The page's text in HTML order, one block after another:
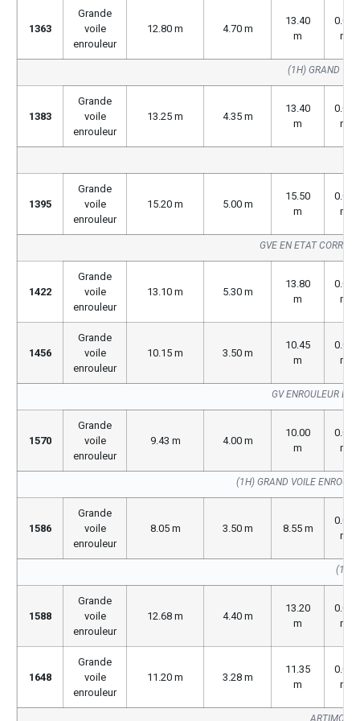
1363
Grande
voile
enrouleur
12.80 m 4.70 m
13.40
m
0.00
m
(1H) GRAND
1383
Grande
voile
enrouleur
13.25 m 4.35 m
13.40
m
0.00
m
1395
Grande
voile
enrouleur
15.20 m 5.00 m
15.50
m
0.00
m
GVE EN ETAT
1422
Grande
voile
enrouleur
13.10 m 5.30 m
13.80
m
0.00
m
1456
Grande
voile
enrouleur
10.15 m 3.50 m
10.45
m
0.00
m
GV ENROULEUR
1570
Grande
voile
enrouleur
9.43 m 4.00 m
10.00
m
0.00
m
(1H) GRAND VOILE
1586
Grande
voile
enrouleur
8.05 m 3.50 m 8.55 m
0.00
m
1588
Grande
voile
enrouleur
12.68 m 4.40 m
13.20
m
0.00
m
1648
Grande
voile
enrouleur
11.20 m 3.28 m
11.35
m
0.00
m